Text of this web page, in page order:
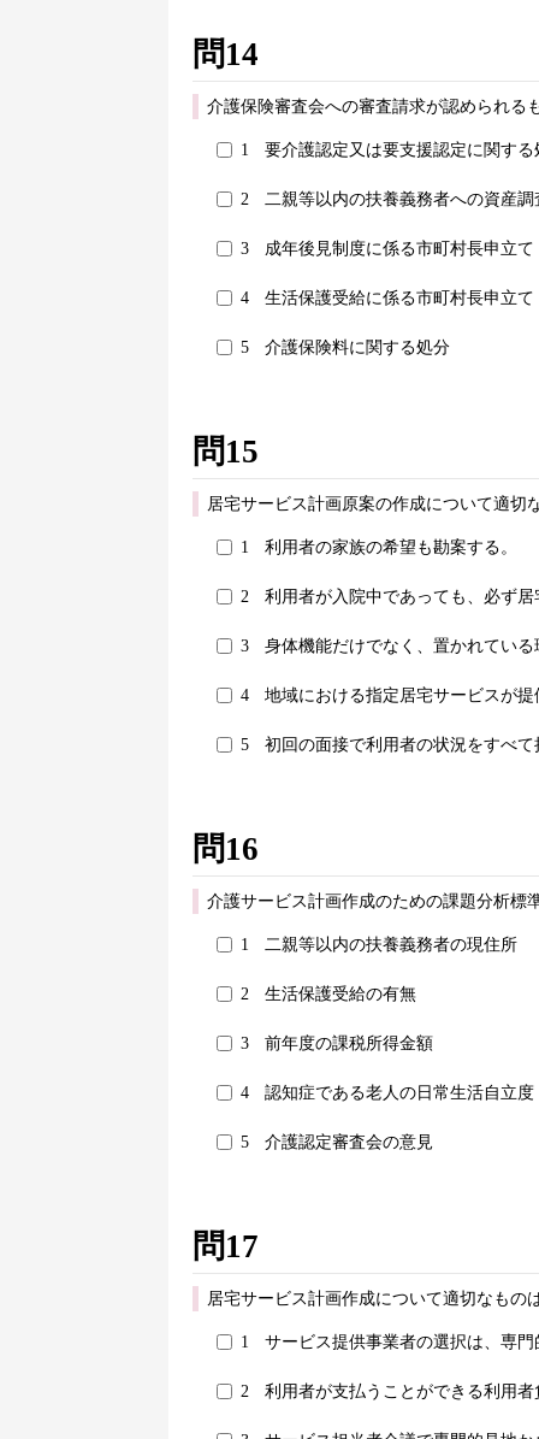
問14
介護保険審査会への審査請求が認められる
1 要介護認定又は要支援認定に関する
2 二親等以内の扶養義務者への資産
3 成年後見制度に係る市町村長申立て
4 生活保護受給に係る市町村長申立て
5 介護保険料に関する処分
問15
居宅サービス計画原案の作成について適切
1 利用者の家族の希望も勘案する。
2 利用者が入院中であっても、必ず
3 身体機能だけでなく、置かれてい
4 地域における指定居宅サービスが
5 初回の面接で利用者の状況をすべ
問16
介護サービス計画作成のための課題分析標
1 二親等以内の扶養義務者の現住所
2 生活保護受給の有無
3 前年度の課税所得金額
4 認知症である老人の日常生活自立度
5 介護認定審査会の意見
問17
居宅サービス計画作成について適切なもの
1 サービス提供事業者の選択は、専
2 利用者が支払うことができる利用